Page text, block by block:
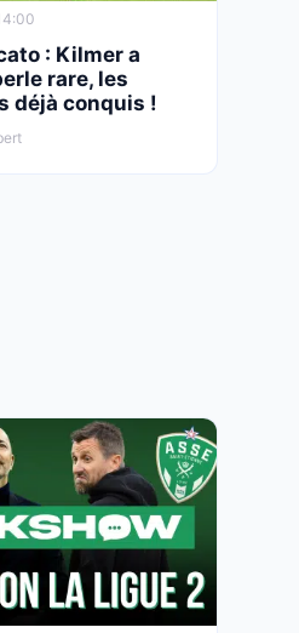
: Kilmer a
rare, les
déjà conquis !